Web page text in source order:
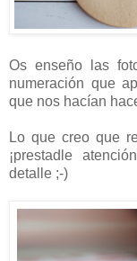
Os enseño las
numeración que
que nos hacían
Lo que creo que
¡prestadle
detalle ;-)